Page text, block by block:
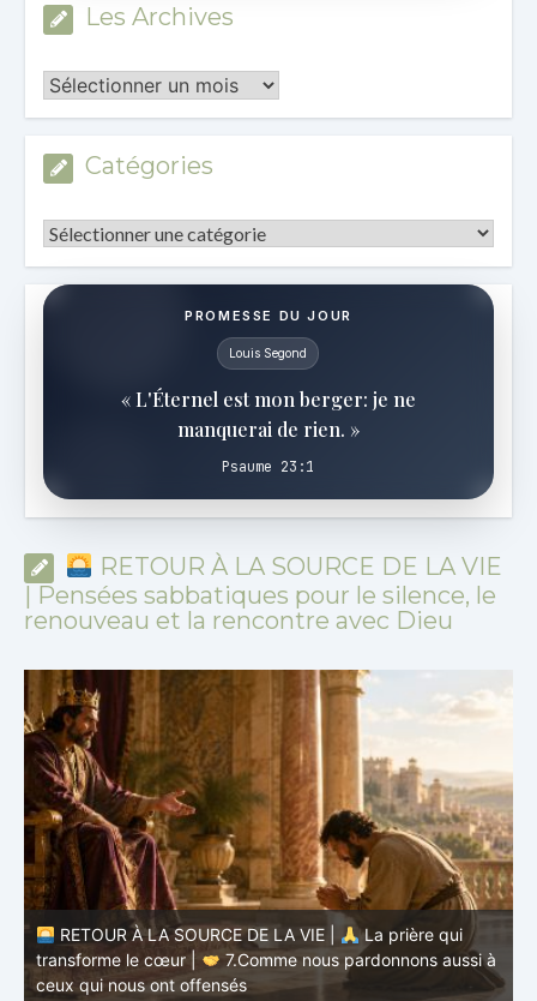
Les Archives
Les
Archives
Catégories
Catégories
PROMESSE DU JOUR
Louis Segond
« L'Éternel est mon berger: je ne
manquerai de rien. »
Psaume 23:1
RETOUR À LA SOURCE DE LA VIE
| Pensées sabbatiques pour le silence, le
renouveau et la rencontre avec Dieu
RETOUR À LA SOURCE DE LA VIE |
La prière qui
transforme le cœur |
6.Et pardonne-nous nos offenses